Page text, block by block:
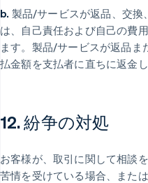
b. 製品/サービスが返品、交換
は、自己責任および自己の費
ます。製品/サービスが返品ま
払金額を支払者に直ちに返金し
12. 紛争の対処
お客様が、取引に関して相談
苦情を受けている場合、また